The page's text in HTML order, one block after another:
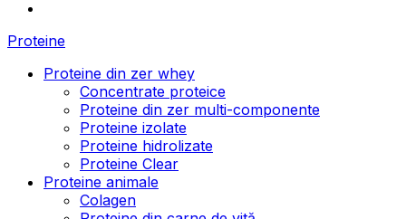
Proteine
Proteine din zer whey
Concentrate proteice
Proteine din zer multi-componente
Proteine izolate
Proteine hidrolizate
Proteine Clear
Proteine animale
Colagen